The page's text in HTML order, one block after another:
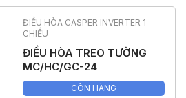
ĐIỀU HÒA CASPER INVERTER 1
CHIỀU
ĐIỀU HÒA TREO TƯỜNG
MC/HC/GC-24
CÒN HÀNG